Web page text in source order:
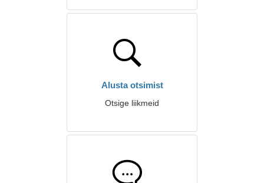
Alusta otsimist
Otsige liikmeid